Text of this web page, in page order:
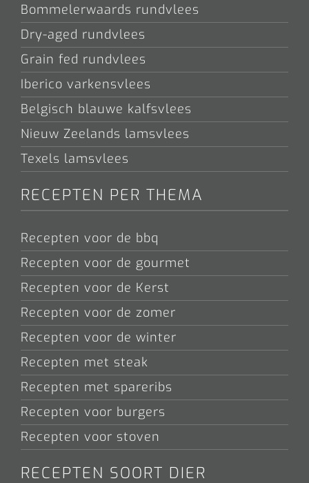
Bommelerwaards rundvlees
Dry-aged rundvlees
Grain fed rundvlees
Iberico varkensvlees
Belgisch blauwe kalfsvlees
Nieuw Zeelands lamsvlees
Texels lamsvlees
RECEPTEN PER THEMA
Recepten voor de bbq
Recepten voor de gourmet
Recepten voor de Kerst
Recepten voor de zomer
Recepten voor de winter
Recepten met steak
Recepten met spareribs
Recepten voor burgers
Recepten voor stoven
RECEPTEN SOORT DIER